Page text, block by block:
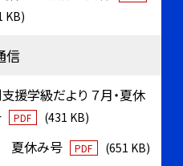
KB)
信
援学級だより ７月・夏休
PDF (431 KB)
夏休み号 PDF (651 KB)